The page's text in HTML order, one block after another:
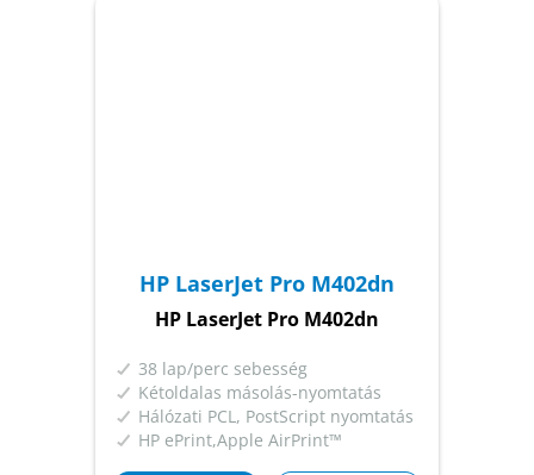
HP LaserJet Pro M402dn
HP LaserJet Pro M402dn
38 lap/perc sebesség
Kétoldalas másolás-nyomtatás
Hálózati PCL, PostScript nyomtatás
HP ePrint,Apple AirPrint™